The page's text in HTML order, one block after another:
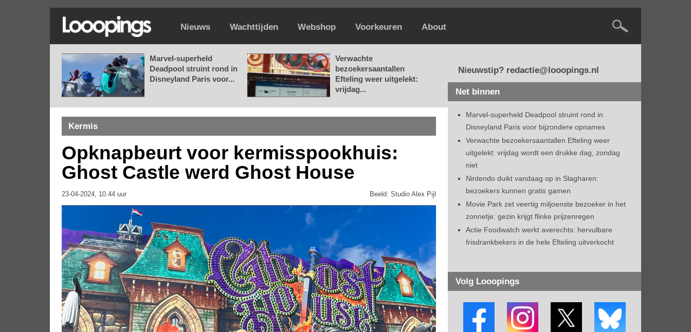
Nieuws Wachttijden Webshop Voorkeuren About
Marvel-superheld
Deadpool struint rond in
Disneyland Paris voor...
Verwachte
bezoekersaantallen
Efteling weer uitgelekt:
vrijdag...
Kermis
Opknapbeurt voor kermisspookhuis:
Ghost Castle werd Ghost House
23-04-2024, 10.44 uur Beeld: Studio Alex Pijl
Nieuwstip? redactie@looopings.nl
Net binnen
Marvel-superheld Deadpool struint rond in
Disneyland Paris voor bijzondere opnames
Verwachte bezoekersaantallen Efteling weer
uitgelekt: vrijdag wordt een drukke dag, zondag
niet
Nintendo duikt vandaag op in Slagharen:
bezoekers kunnen gratis gamen
Movie Park zet veertig miljoenste bezoeker in het
zonnetje: gezin krijgt flinke prijzenregen
Actie Foodwatch werkt averechts: hervulbare
frisdrankbekers in de hele Efteling uitverkocht
Volg Looopings